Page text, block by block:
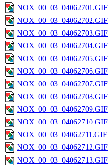
NOX_00_03_04062701.GIF
NOX_00_03_04062702.GIF
NOX_00_03_04062703.GIF
NOX_00_03_04062704.GIF
NOX_00_03_04062705.GIF
NOX_00_03_04062706.GIF
NOX_00_03_04062707.GIF
NOX_00_03_04062708.GIF
NOX_00_03_04062709.GIF
NOX_00_03_04062710.GIF
NOX_00_03_04062711.GIF
NOX_00_03_04062712.GIF
NOX_00_03_04062713.GIF